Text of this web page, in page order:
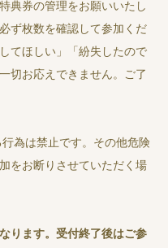
典券の管理をお願いいたし
ず枚数を確認して参加くだ
てほしい」「紛失したので
切お応えできません。ご了
為は禁止です。その他危険
をお断りさせていただく場
ります。受付終了後はご参